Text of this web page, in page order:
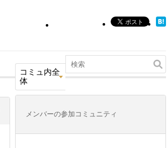
コミュ内全
体
メンバーの参加コミュニティ